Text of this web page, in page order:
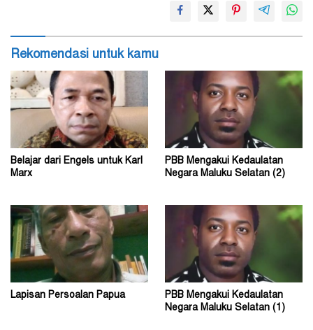
Rekomendasi untuk kamu
Belajar dari Engels untuk Karl
Marx
PBB Mengakui Kedaulatan
Negara Maluku Selatan (2)
Lapisan Persoalan Papua
PBB Mengakui Kedaulatan
Negara Maluku Selatan (1)